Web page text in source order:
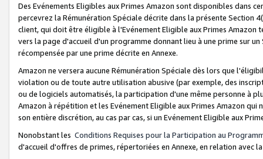
Des Evénements Eligibles aux Primes Amazon sont disponibles dans
percevrez la Rémunération Spéciale décrite dans la présente Section
client, qui doit être éligible à l'Evénement Eligible aux Primes Amazon
vers la page d'accueil d'un programme donnant lieu à une prime sur
récompensée par une prime décrite en Annexe.
Amazon ne versera aucune Rémunération Spéciale dès lors que
violation ou de toute autre utilisation abusive (par exemple, des
ou de logiciels automatisés, la participation d'une même personne à
Amazon à répétition et les Evénement Eligible aux Primes Amazon qui
son entière discrétion, au cas par cas, si un Evénement Eligible aux
Nonobstant les Conditions Requises pour la Participation au
d'accueil d'offres de primes, répertoriées en Annexe, en relation avec